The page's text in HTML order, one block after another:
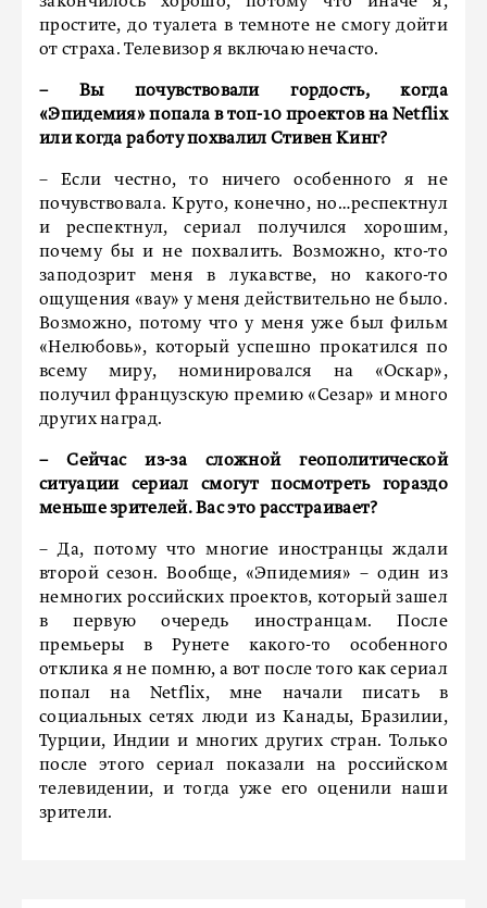
простите, до туалета в темноте не смогу дойти
от страха. Телевизор я включаю нечасто.
– Вы почувствовали гордость, когда
«Эпидемия» попала в топ-10 проектов на Netflix
или когда работу похвалил Стивен Кинг?
– Если честно, то ничего особенного я не
почувствовала. Круто, конечно, но…респектнул
и респектнул, сериал получился хорошим,
почему бы и не похвалить. Возможно, кто-то
заподозрит меня в лукавстве, но какого-то
ощущения «вау» у меня действительно не было.
Возможно, потому что у меня уже был фильм
«Нелюбовь», который успешно прокатился по
всему миру, номинировался на «Оскар»,
получил французскую премию «Сезар» и много
других наград.
– Сейчас из-за сложной геополитической
ситуации сериал смогут посмотреть гораздо
меньше зрителей. Вас это расстраивает?
– Да, потому что многие иностранцы ждали
второй сезон. Вообще, «Эпидемия» – один из
немногих российских проектов, который зашел
в первую очередь иностранцам. После
премьеры в Рунете какого-то особенного
отклика я не помню, а вот после того как сериал
попал на Netflix, мне начали писать в
социальных сетях люди из Канады, Бразилии,
Турции, Индии и многих других стран. Только
после этого сериал показали на российском
телевидении, и тогда уже его оценили наши
зрители.